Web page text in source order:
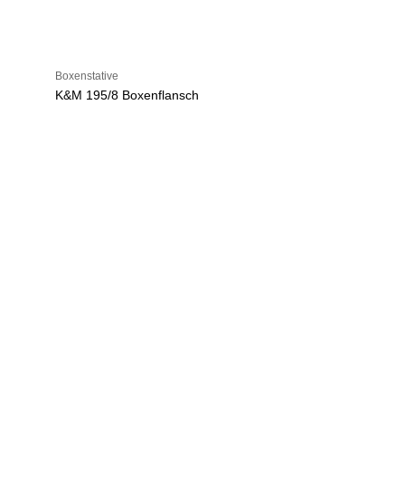
Boxenstative
K&M 195/8 Boxenflansch